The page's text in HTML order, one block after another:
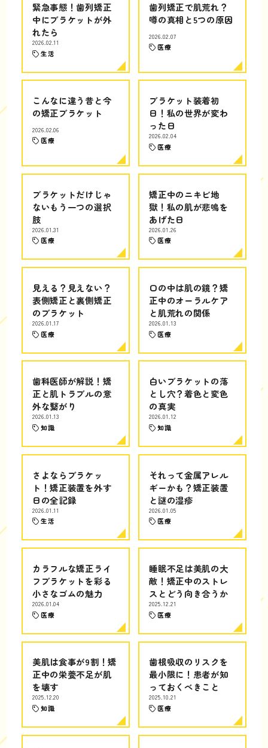
緊急事態！歯列矯正
中にブラケットが外
れたら
2026.02.11
生活
歯列矯正で肌荒れ？
噂の真相と5つの原因
2026.02.07
医療
こんなに違う昔と今
の矯正ブラケット
2026.02.06
医療
ブラケット装着初
日！私の世界が変わ
った日
2026.02.04
医療
ブラケットだけじゃ
ないもう一つの選択
肢
2026.01.31
医療
矯正中のニキビ地
獄！私の肌が悲鳴を
あげた日
2026.01.26
医療
見える？見えない？
表側矯正と裏側矯正
のブラケット
2026.01.17
医療
口の中は肌の鏡？矯
正中のオーラルケア
と肌荒れの関係
2026.01.13
医療
歯科医師が解説！矯
正と肌トラブルの意
外な繋がり
2026.01.13
知識
白いブラケットの落
とし穴？着色と変色
の真実
2026.01.12
知識
さよならブラケッ
ト！矯正装置を外す
日の全記録
2026.01.11
生活
それって金属アレル
ギーかも？矯正装置
と謎の湿疹
2026.01.05
医療
カラフルな矯正ライ
フブラケットを彩る
小さなゴムの魅力
2026.01.04
医療
睡眠不足は美肌の大
敵！矯正中のストレ
スとどう向き合うか
2025.12.21
医療
美肌は食事が9割！矯
正中の栄養不足が肌
を壊す
2025.12.20
知識
歯根吸収のリスクを
最小限に！患者が知
っておくべきこと
2025.10.21
医療